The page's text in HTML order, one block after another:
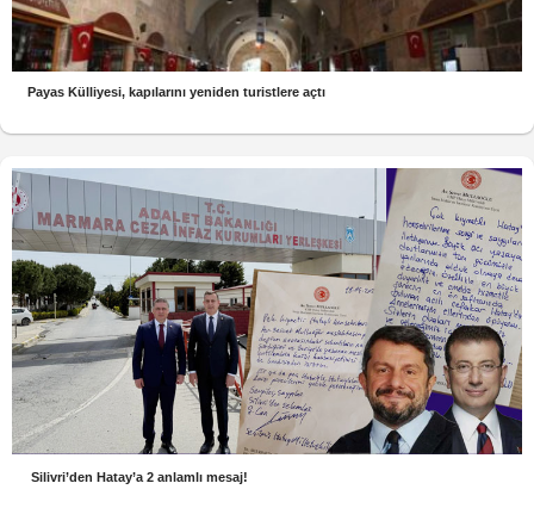
Payas Külliyesi, kapılarını yeniden turistlere açtı
Silivri’den Hatay’a 2 anlamlı mesaj!